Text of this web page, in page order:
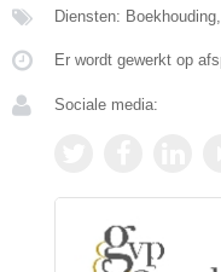
Diensten:
Er wordt gewerkt op
Sociale media: